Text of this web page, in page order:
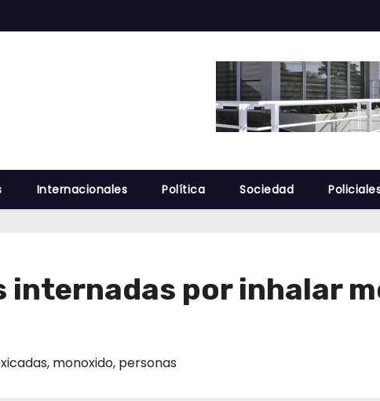
Internacionales Política Sociedad
internadas por inhalar
, monoxido, personas